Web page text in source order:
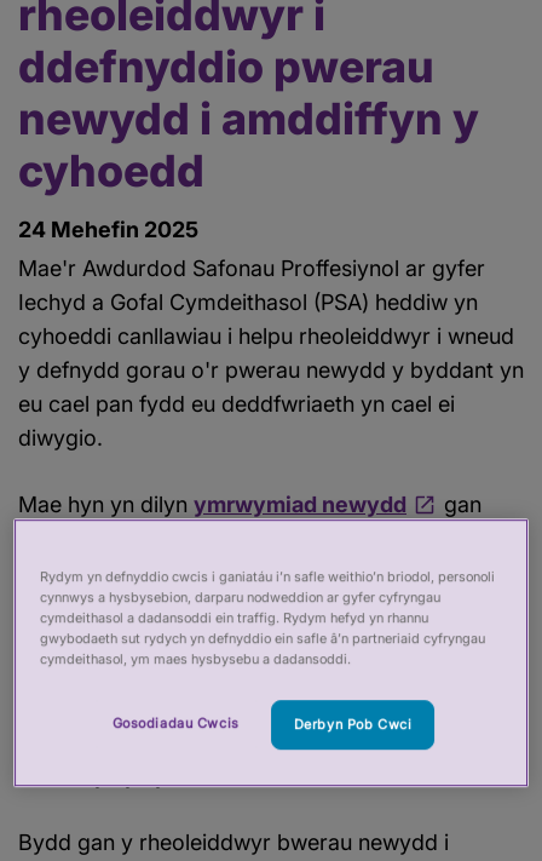
rheoleiddwyr i
ddefnyddio pwerau
newydd i amddiffyn y
cyhoedd
24 Mehefin 2025
Mae'r Awdurdod Safonau Proffesiynol ar gyfer
Iechyd a Gofal Cymdeithasol (PSA) heddiw yn
cyhoeddi canllawiau i helpu rheoleiddwyr i wneud
y defnydd gorau o'r pwerau newydd y byddant yn
eu cael pan fydd eu deddfwriaeth yn cael ei
diwygio.
Mae hyn yn dilyn ymrwymiad newydd
gan
Cyngor Meddygol Cyffredinol, y Cyngor Nyrsio a
Bydwreigiaeth a'r Cyngor Proffesiynau Iechyd a
Gofal. Disgwylir i ddiwygio'r rheoleiddwyr
gweithwyr gofal iechyd proffesiynol sy'n weddill
ddilyn. Nod y newidiadau yw caniatáu i
reoleiddwyr fod yn fwy hyblyg ac effeithlon wrth
Bydd gan y rheoleiddwyr bwerau newydd i
Rydym yn defnyddio cwcis i ganiatáu i’n safle weithio’n briodol, personoli
cynnwys a hysbysebion, darparu nodweddion ar gyfer cyfryngau
cymdeithasol a dadansoddi ein traffig. Rydym hefyd yn rhannu
gwybodaeth sut rydych yn defnyddio ein safle â’n partneriaid cyfryngau
cymdeithasol, ym maes hysbysebu a dadansoddi.
Gosodiadau Cwcis Derbyn Pob Cwci